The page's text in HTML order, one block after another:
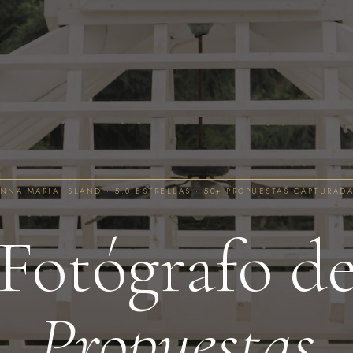
MARIA ISLAND · 5.0 ESTRELLAS · 50+ PROPUESTAS